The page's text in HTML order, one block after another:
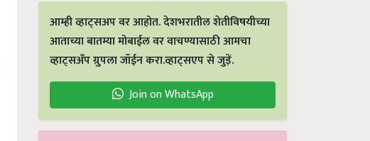
आम्ही व्हाट्सअप वर आहोत. देशभरातील शेतीविषयीच्या
आताच्या बातम्या मोबाईल वर वाचण्यासाठी आमचा
व्हाट्सअँप ग्रुपला जॉईन करा.व्हाट्सएप से जुड़ें.
Join on WhatsApp